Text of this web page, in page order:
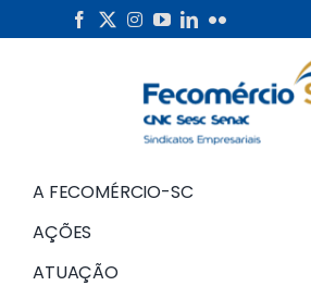
to
A FECOMÉRCIO-SC
AÇÕES
ATUAÇÃO